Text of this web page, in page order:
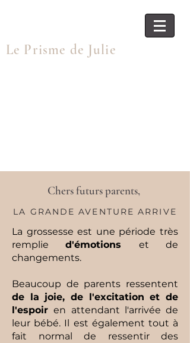
Le Prisme de Julie
Chers futurs parents,
LA GRANDE AVENTURE ARRIVE
La grossesse est une période très
remplied'émotions et de
changements.
Beaucoup de parents ressentent
de la joie, de l'excitation et de
l'espoiren attendant l'arrivée de
leur bébé. Il est également tout à
fait normal de ressentir des